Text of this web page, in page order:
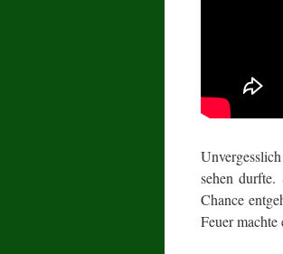
sehen
Chance
Feuer